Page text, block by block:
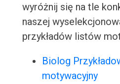
wyróżnij się na tle
naszej
przykładów listów
Biolog
motywacyjny